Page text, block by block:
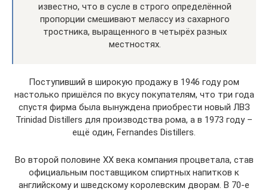
известно, что в сусле в строго определённой
пропорции смешивают мелассу из сахарного
тростника, выращенного в четырёх разных
местностях.
Поступивший в широкую продажу в 1946 году ром
настолько пришёлся по вкусу покупателям, что три года
спустя фирма была вынуждена приобрести новый ЛВЗ
Trinidad Distillers для производства рома, а в 1973 году –
ещё один, Fernandes Distillers.
Во второй половине XX века компания процветала, став
официальным поставщиком спиртных напитков к
английскому и шведскому королевским дворам. В 70-е